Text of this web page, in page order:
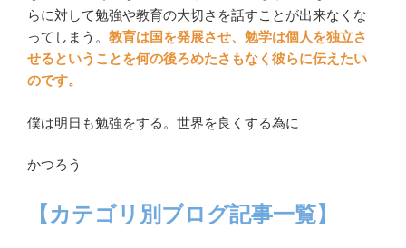
らに対して勉強や教育の大切さを話すことが出来なくな
ってしまう。 教育は国を発展させ、勉学は個人を独立さ
せるということを何の後ろめたさもなく彼らに伝えたい
のです。
僕は明日も勉強をする。世界を良くする為に
かつろう
【カテゴリ別ブログ記事一覧】